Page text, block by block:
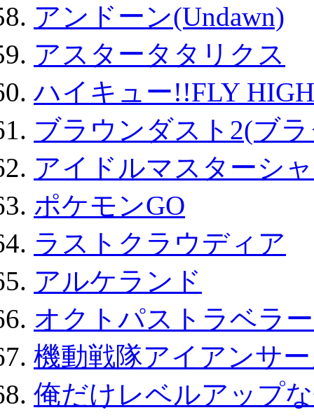
アンドーン(Undawn)
アスタータタリクス
ハイキュー!!FLY HIGH
ブラウンダスト2(ブ
アイドルマスターシ
ポケモンGO
ラストクラウディア
アルケランド
オクトパストラベラ
機動戦隊アイアンサ
俺だけレベルアップ